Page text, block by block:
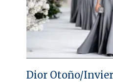
Dior Otoño/